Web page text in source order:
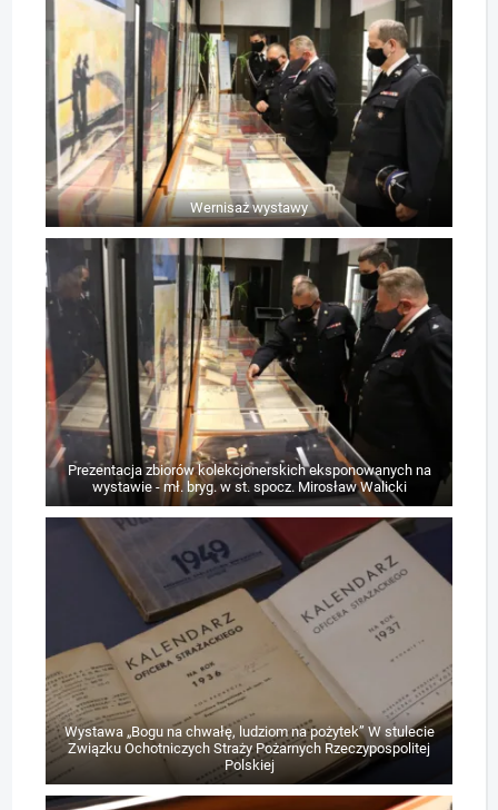
Wernisaż wystawy
Prezentacja zbiorów kolekcjonerskich eksponowanych na
wystawie - mł. bryg. w st. spocz. Mirosław Walicki
Wystawa „Bogu na chwałę, ludziom na pożytek” W stulecie
Związku Ochotniczych Straży Pożarnych Rzeczypospolitej
Polskiej